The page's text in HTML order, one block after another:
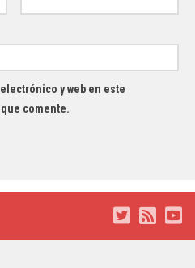
y web en este
comente.